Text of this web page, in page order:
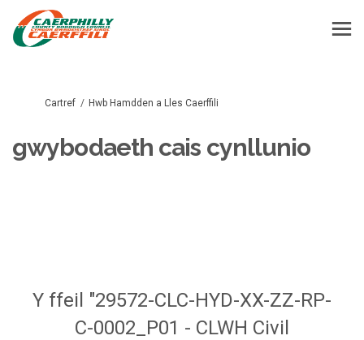
Rydych yma:
Cartref Hwb Hamdden a Lles Caerffili
gwybodaeth cais cynllunio
Y ffeil "29572-CLC-HYD-XX-ZZ-RP-
C-0002_P01 - CLWH Civil